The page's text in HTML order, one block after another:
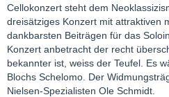
Cellokonzert steht dem
dreisätziges Konzert mit attraktiven
dankbarsten Beiträgen für das
Konzert anbetracht der recht
bekannter ist, weiss der Teufel. Es
Blochs Schelomo. Der
Nielsen-Spezialisten Ole Schmidt.